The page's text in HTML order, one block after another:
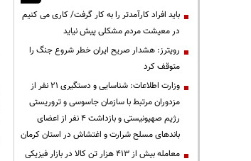
باید افراد کارآمدتر را به کار گرفت/ کاری می کنیم
در معیشت مردم مشکلی پیش نیاید
رویترز: هشدار صریح ایران خطر شروع جنگ را
متوقف کرد
وزارت اطلاعات: شناسایی و دستگیری ۲۱ نفر از
مزدوران مرتبط با سازمان جاسوسی و تروریستی
رژیم صهیونیستی و بازداشت ۴ نفر از اعضای
باندهای مسلح شرارت و اغتشاش در استان کرمان
معامله بیش از ۴۱۳ هزار تن کالا در بازار فیزیکی